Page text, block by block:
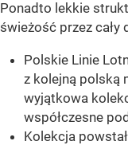
Ponadto lekkie
świeżość przez cały
Polskie Linie
z kolejną polską
wyjątkowa
współczesne
Kolekcja